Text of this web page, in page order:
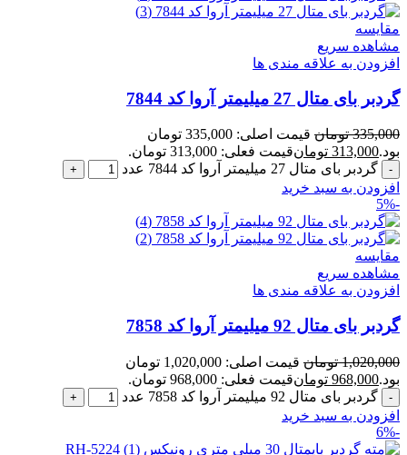
مقایسه
مشاهده سریع
افزودن به علاقه مندی ها
گردبر بای متال 27 میلیمتر آروا کد 7844
335,000 تومان
قیمت اصلی: 335,000 تومان
بود.313,000 تومانقیمت فعلی: 313,000 تومان.
گردبر بای متال 27 میلیمتر آروا کد 7844 عدد
افزودن به سبد خرید
-5%
مقایسه
مشاهده سریع
افزودن به علاقه مندی ها
گردبر بای متال 92 میلیمتر آروا کد 7858
1,020,000 تومان
قیمت اصلی: 1,020,000 تومان
بود.968,000 تومانقیمت فعلی: 968,000 تومان.
گردبر بای متال 92 میلیمتر آروا کد 7858 عدد
افزودن به سبد خرید
-6%